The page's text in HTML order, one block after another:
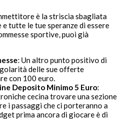
è la striscia sbagliata
tutte le tue speranze di essere
sportive, puoi già
: Un altro punto positivo di
delle sue offerte
con 100 euro.
Deposito Minimo 5 Euro:
cecina trovare una sezione
i passaggi che ci porteranno a
prima ancora di giocare è di